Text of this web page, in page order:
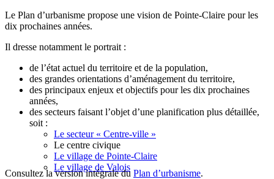
Le Plan d’urbanisme propose une vision de Pointe-Claire pour les
dix prochaines années.
Il dresse notamment le portrait :
de l’état actuel du territoire et de la population,
des grandes orientations d’aménagement du territoire,
des principaux enjeux et objectifs pour les dix prochaines
années,
des secteurs faisant l’objet d’une planification plus détaillée,
soit :
Le secteur « Centre-ville »
Le centre civique
Le village de Pointe-Claire
Le village de Valois
Consultez la version intégrale du Plan d’urbanisme.